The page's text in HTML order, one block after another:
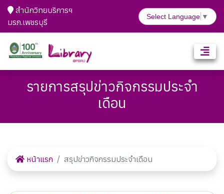
สำนักวิทยบริการฯ
มรภ.เพชรบุรี
Select Language ▼
รายการสรุปข่าวกิจกรรมประจำ
เดือน
หน้าแรก สรุปข่าวกิจกรรมประจำเดือน